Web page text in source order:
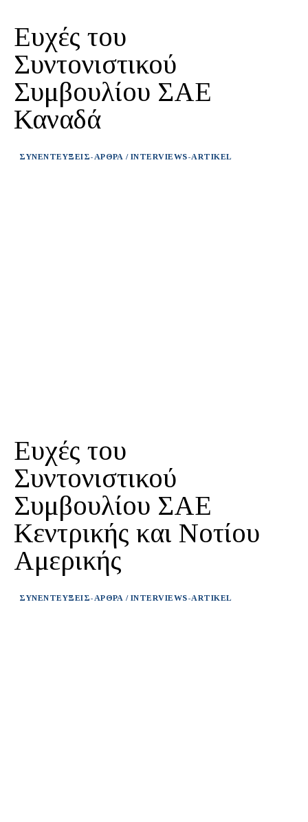
Ευχές του
Συντονιστικού
Συμβουλίου ΣΑΕ
Καναδά
ΣΥΝΕΝΤΕΥΞΕΙΣ-ΑΡΘΡΑ / INTERVIEWS-ARTIKEL
Ευχές του
Συντονιστικού
Συμβουλίου ΣΑΕ
Κεντρικής και Νοτίου
Αμερικής
ΣΥΝΕΝΤΕΥΞΕΙΣ-ΑΡΘΡΑ / INTERVIEWS-ARTIKEL